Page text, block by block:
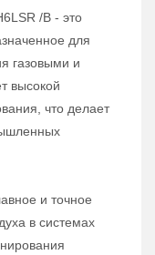
/B - это
для
газовыми и
высокой
что делает
и точное
в системах